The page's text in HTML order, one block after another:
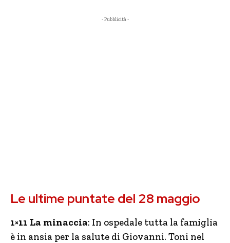
- Pubblicità -
Le ultime puntate del 28 maggio
1×11 La minaccia: In ospedale tutta la famiglia
è in ansia per la salute di Giovanni. Toni nel